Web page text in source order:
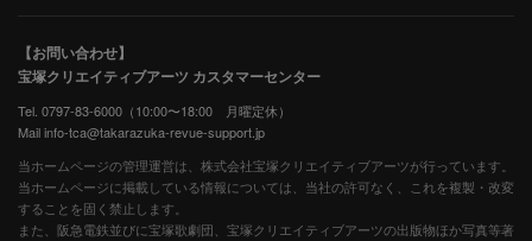
【お問い合わせ】
宝塚クリエイティブアーツ カスタマーセンター
Tel. 0797-83-6000（10:00〜18:00 月曜定休）
Mail info-tca@takarazuka-revue-support.jp
当ホームページの管理運営は、株式会社宝塚クリエイティブアーツが行っています。
当ホームページに掲載している情報については、当社の許可なく、これを複製・改変
することを固く禁止します。
また、阪急電鉄並びに宝塚歌劇団、宝塚クリエイティブアーツの出版物ほか写真等著